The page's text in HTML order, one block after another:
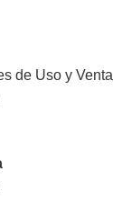
de Uso y Venta